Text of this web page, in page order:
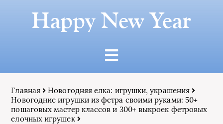
Happy New Year
Главная
Новогодняя елка: игрушки, украшения
Новогодние игрушки из фетра своими руками: 50+
пошаговых мастер классов и 300+ выкроек фетровых
елочных игрушек